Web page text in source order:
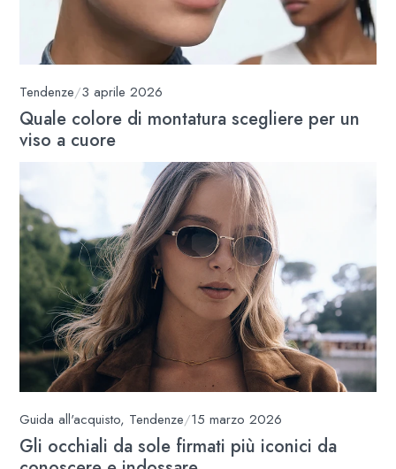
Tendenze/3 aprile 2026
Quale colore di montatura scegliere per un
viso a cuore
Guida all'acquisto, Tendenze/15 marzo 2026
Gli occhiali da sole firmati più iconici da